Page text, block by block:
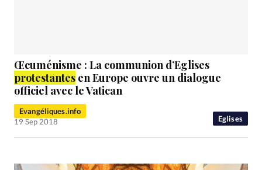
Eglises
Œcuménisme : La communion d’Eglises
protestantes en Europe ouvre un dialogue
officiel avec le Vatican
Evangéliques.info
19 Sep 2018